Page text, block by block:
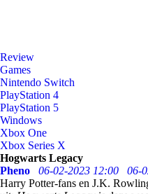
Review
Games
Nintendo Switch
PlayStation 4
PlayStation 5
Windows
Xbox One
Xbox Series X
Hogwarts Legacy
Pheno
06-02-2023 12:00 06-
Harry Potter-fans en J.K.